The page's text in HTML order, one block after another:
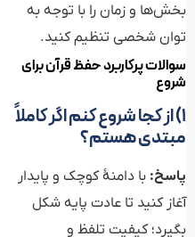
بخش‌ها و زمان را با توجه به
توان شخصی تنظیم کنید.
سوالات پرکاربرد حفظ قرآن برای
شروع
۱) از کجا شروع کنم اگر کاملاً
مبتدی هستم؟
پاسخ: با دامنهٔ کوچک و پایدار
آغاز کنید تا عادت پایه شکل
بگیرد؛ کیفیت تلفظ و